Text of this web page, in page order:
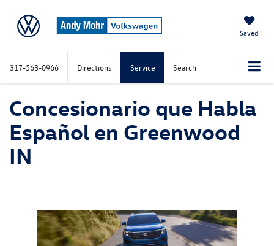
Saved
317-563-0966 Directions Service Search
Concesionario que Habla
Español en Greenwood
IN